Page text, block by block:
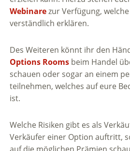
Webinarezur Verfügung,
verständlich erklären.
Des Weiteren könnt ihr den
Options Rooms beim Handel
schauen oder sogar an einem
teilnehmen, welches auf eure
ist.
Welche Risiken gibt es als
Verkäufer einer Option auftritt,